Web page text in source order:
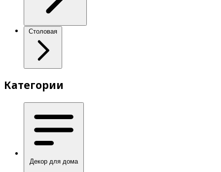
Столовая
Категории
Декор для дома